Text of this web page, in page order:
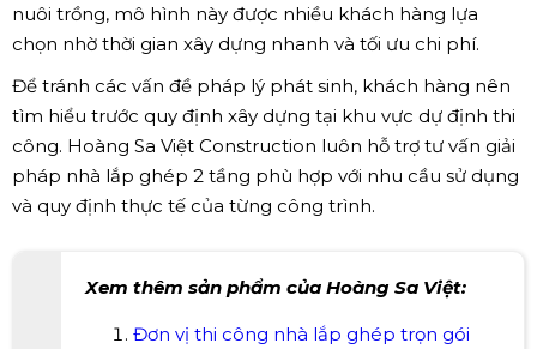
nuôi trồng, mô hình này được nhiều khách hàng lựa
chọn nhờ thời gian xây dựng nhanh và tối ưu chi phí.
Để tránh các vấn đề pháp lý phát sinh, khách hàng nên
tìm hiểu trước quy định xây dựng tại khu vực dự định thi
công. Hoàng Sa Việt Construction luôn hỗ trợ tư vấn giải
pháp nhà lắp ghép 2 tầng phù hợp với nhu cầu sử dụng
và quy định thực tế của từng công trình.
Xem thêm sản phẩm của Hoàng Sa Việt:
Đơn vị thi công nhà lắp ghép trọn gói